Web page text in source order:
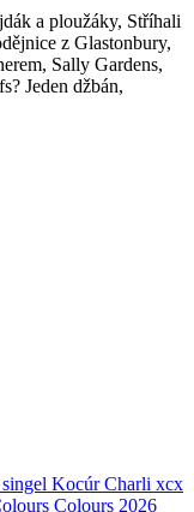
a ploužáky, Stříhali
z Glastonbury,
Sally Gardens,
Jeden džbán,
Kocúr Charli xcx
Colours 2026